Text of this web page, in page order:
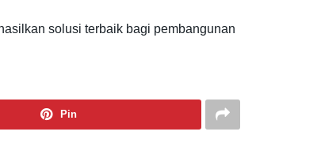
solusi terbaik bagi pembangunan
Pin